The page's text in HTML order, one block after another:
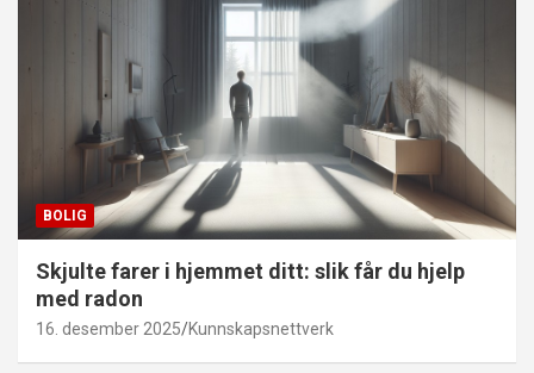
BOLIG
Skjulte farer i hjemmet ditt: slik får du hjelp
med radon
16. desember 2025 Kunnskapsnettverk